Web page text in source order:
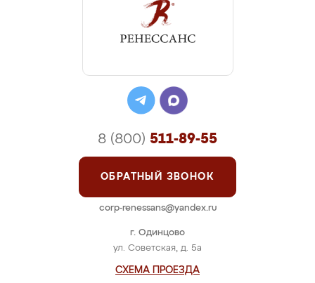
г. Одинцово
ул. Советская, д. 5а
СХЕМА ПРОЕЗДА
8 (800) 511-89-55
ОБРАТНЫЙ ЗВОНОК
corp-renessans@yandex.ru